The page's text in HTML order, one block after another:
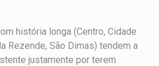
história longa (Centro, Cidade
Rezende, São Dimas) tendem a
justamente por terem